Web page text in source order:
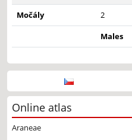
Močály 2
Males
Online atlas
Araneae